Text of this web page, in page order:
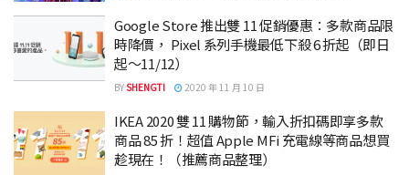
Google Store 推出雙 11 促銷優惠：多款商品限
時降價， Pixel 系列手機最低下殺 6 折起（即日
起～11/12）
BYSHENGTI 2020 年 11 月 10 日
IKEA 2020 雙 11 購物節，輸入折扣碼即享多款
商品 85 折！超值 Apple MFi 充電線等商品想買
趁現在！（推薦商品整理）